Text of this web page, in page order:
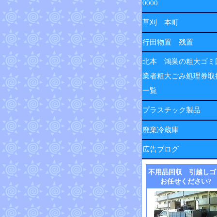
0000
草刈 本町
行田物置 残置
北本 鴻巣の粗大ゴミ
業者粗大ごみ処理券取
一覧
プラスチック製品
廃棄冷蔵庫
広告ブログ
不用品回収 引越しゴ
お任せください?